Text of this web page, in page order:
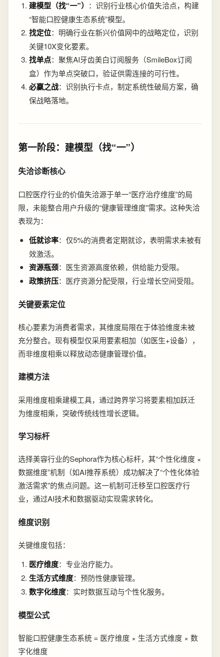
建模型（找“一”） ：识别行业核心价值失洽点，构建
“智能口腔健康生态系统”模型。
找定位：明确行业在新兴价值网中的战略定位，识别
关键10X变化要素。
找单点：聚焦AI牙齿美白订阅服务（SmileBox订阅
盒）作为单点突破口，验证供需连接的可行性。
必赢之战：识别执行卡点，制定系统性破局方案，确
保战略落地。
第一阶段：建模型（找“一”）
失洽诊断核心
口腔医疗行业的价值失洽源于单一“医疗治疗维度”的局
限，未能整合用户升级的“健康管理维度”需求。这种失洽
表现为：
低就诊率：仅5%的消费者定期就诊，表明需求未被有
效激活。
资源瓶颈：医生资源高度依赖，供给能力受限。
政策挤压：医疗资源分配受限，行业增长空间受阻。
关键要素定位
核心要素为消费者需求，其维度局限在于体验维度未被
充分整合。现有模型仅采用要素相加（如医生+设备），
而非维度相乘以释放动态健康管理价值。
建模方法
采用维度相乘建模工具，通过跨界学习将要素相加跃迁
为维度相乘，突破传统线性增长逻辑。
学习标杆
选择美容行业的Sephora作为核心标杆，其“个性化维度 ×
数据维度”机制（如AI推荐系统）成功解决了“个性化体验
激活需求”的焦点问题。这一机制可迁移至口腔医疗行
业，通过AI技术和数据驱动实现需求转化。
维度识别
关键维度包括：
医疗维度：专业治疗能力。
生活方式维度：预防性健康管理。
数字化维度：实时数据互动与个性化服务。
模型公式
智能口腔健康生态系统 = 医疗维度 × 生活方式维度 × 数
字化维度